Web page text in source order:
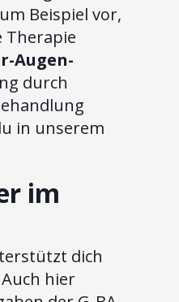
Beispiel vor,
Therapie
Augen-
durch
in unserem
im
dich
hier